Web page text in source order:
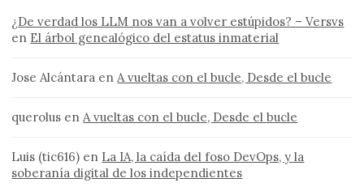
¿De verdad los LLM nos van a volver estúpidos? – Versvs
en El árbol genealógico del estatus inmaterial
Jose Alcántara enA vueltas con el bucle, Desde el bucle
querolus enA vueltas con el bucle, Desde el bucle
Luis (tic616) en La IA, la caída del foso DevOps, y la
soberanía digital de los independientes